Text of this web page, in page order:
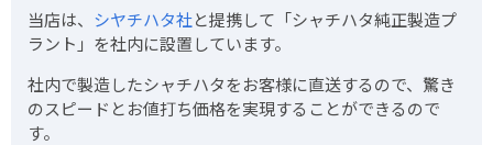
当店は、 シヤチハタ社と提携して「シャチハタ純正製造プ
ラント」を社内に設置しています。
社内で製造したシャチハタをお客様に直送するので、驚き
のスピードとお値打ち価格を実現することができるので
す。